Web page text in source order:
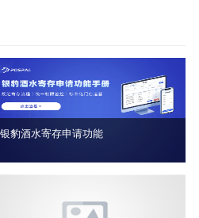
银豹酒水寄存申请功能